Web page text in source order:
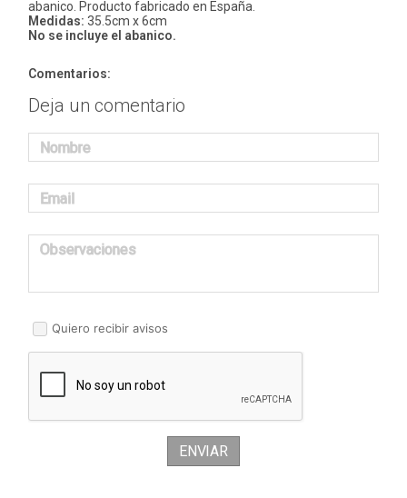
abanico. Producto fabricado en España.
Medidas: 35.5cm x 6cm
No se incluye el abanico.
Comentarios:
Deja un comentario
Nombre
Email
Observaciones
Quiero recibir avisos
ENVIAR